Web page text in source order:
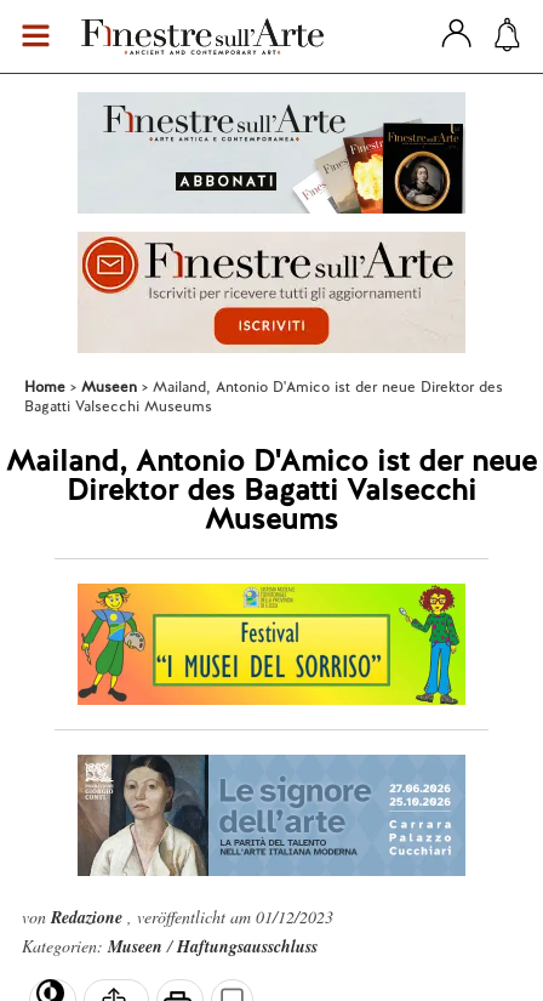
Home Museen
Mailand, Antonio D'Amico ist der neue Direktor des
Bagatti Valsecchi Museums
Mailand, Antonio D'Amico ist der neue
Direktor des Bagatti Valsecchi
Museums
vonRedazione , veröffentlicht am 01/12/2023
Kategorien:Museen/Haftungsausschluss